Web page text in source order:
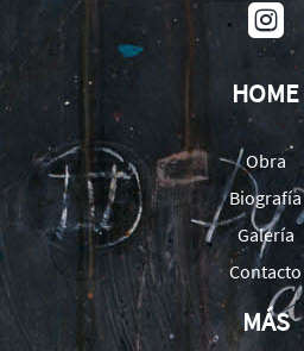

HOME
Obra
Biografía
Galería
Contacto
MÁS